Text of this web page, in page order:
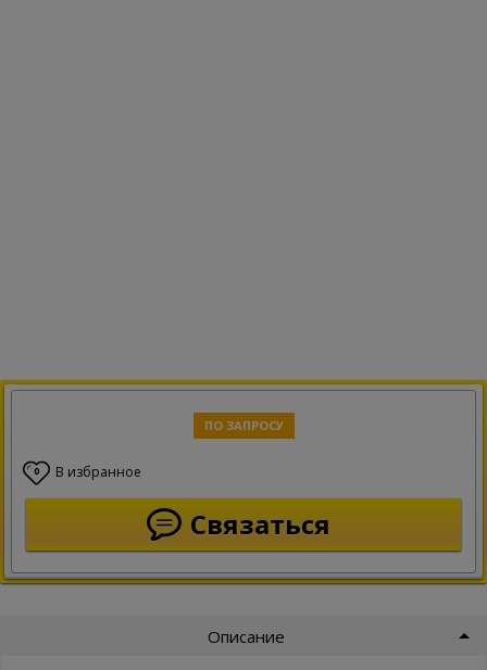
ПО ЗАПРОСУ
0 В избранное
Связаться
Описание